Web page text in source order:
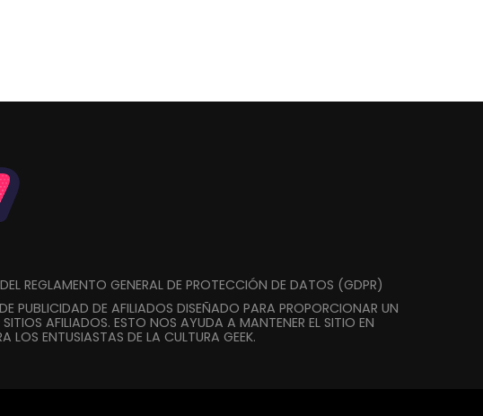
REGLAMENTO GENERAL DE PROTECCIÓN DE DATOS (GDPR)
PUBLICIDAD DE AFILIADOS DISEÑADO PARA PROPORCIONAR UN
AFILIADOS. ESTO NOS AYUDA A MANTENER EL SITIO EN
ENTUSIASTAS DE LA CULTURA GEEK.